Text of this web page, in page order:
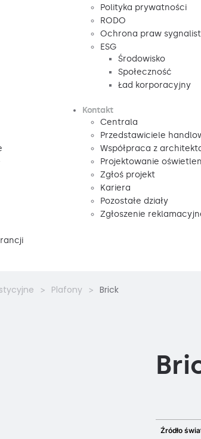
Polityka prywatności
RODO
Ochrona praw
ESG
Środowisko
Społeczność
Ład korporacyjny
Kontakt
Centrala
Przedstawiciele
Współpraca z
Projektowanie
Zgłoś projekt
Kariera
Pozostałe działy
Zgłoszenie
Plafony Brick
Źródło